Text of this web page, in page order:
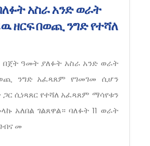
አስራ አንድ ወራት
ዘርፍ በወጪ ንግድ የተሻለ
በጀት ዓመት ያለፉት አስራ አንድ ወራት
ንግድ አፈጻጸም የገመገመ ሲሆን
ሲነጻጸር የተሻለ አፈጻጸም ማሳየቱን
አለበል ገልጸዋል። ባለፉት 11 ወራት
መ